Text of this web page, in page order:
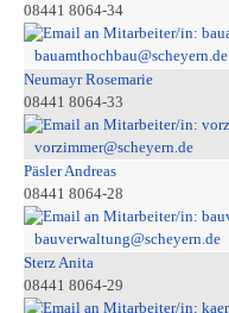
08441 8064-34
bauamthochbau@scheyern.de
Neumayr Rosemarie
08441 8064-33
vorzimmer@scheyern.de
Päsler Andreas
08441 8064-28
bauverwaltung@scheyern.de
Sterz Anita
08441 8064-29